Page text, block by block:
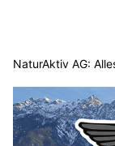
NaturAktiv AG: